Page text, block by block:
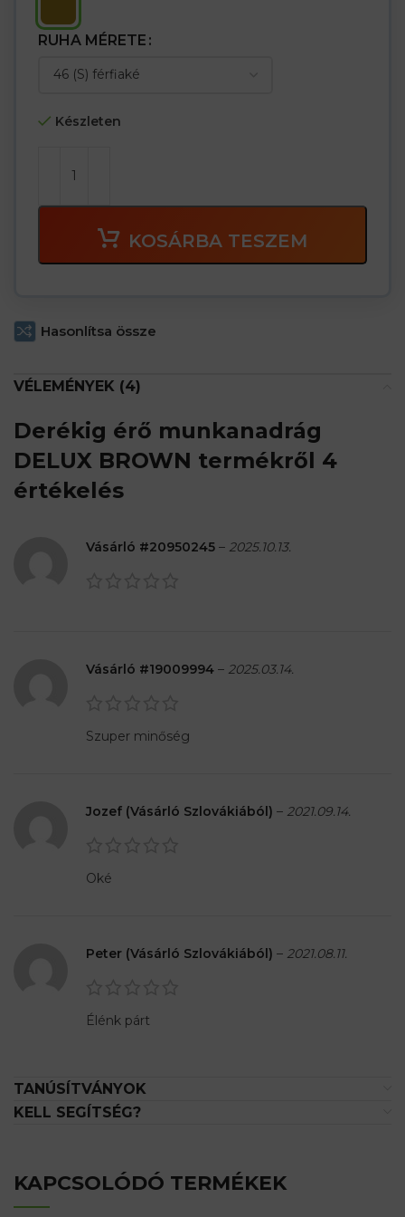
RUHA MÉRETE
Készleten
KOSÁRBA TESZEM
Hasonlítsa össze
VÉLEMÉNYEK (4)
Derékig érő munkanadrág
DELUX BROWN termékről 4
értékelés
Vásárló #20950245 – 2025.10.13.
Vásárló #19009994 – 2025.03.14.
Szuper minőség
Jozef (Vásárló Szlovákiából) – 2021.09.14.
Oké
Peter (Vásárló Szlovákiából) – 2021.08.11.
Élénk párt
TANÚSÍTVÁNYOK
KELL SEGÍTSÉG?
KAPCSOLÓDÓ TERMÉKEK